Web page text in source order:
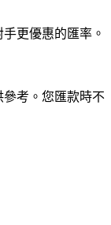
更優惠的匯率。
考。您匯款時不